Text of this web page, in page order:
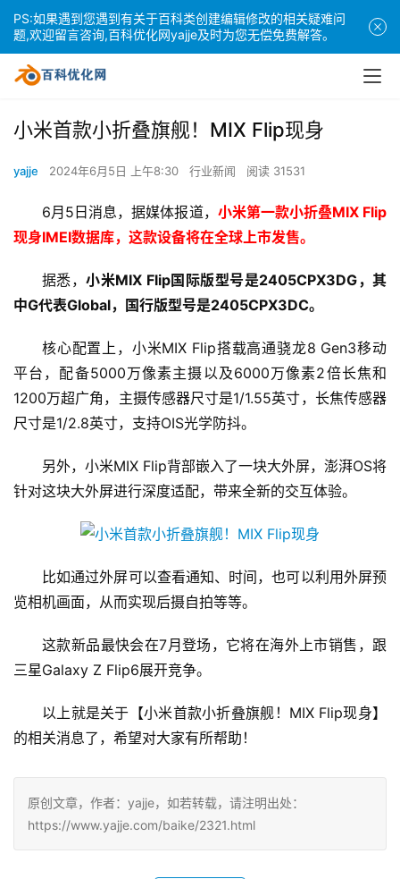
小米首款小折叠旗舰！MIX Flip现身
yajje 2024年6月5日 上午8:30 行业新闻 阅读 31531
6月5日消息，据媒体报道， 小米第一款小折叠MIX Flip
现身IMEI数据库，这款设备将在全球上市发售。
据悉，小米MIX Flip国际版型号是2405CPX3DG，其
中G代表Global，国行版型号是2405CPX3DC。
核心配置上，小米MIX Flip搭载高通骁龙8 Gen3移动
平台，配备5000万像素主摄以及6000万像素2倍长焦和
1200万超广角，主摄传感器尺寸是1/1.55英寸，长焦传感器
尺寸是1/2.8英寸，支持OIS光学防抖。
另外，小米MIX Flip背部嵌入了一块大外屏，澎湃OS将
针对这块大外屏进行深度适配，带来全新的交互体验。
比如通过外屏可以查看通知、时间，也可以利用外屏预
览相机画面，从而实现后摄自拍等等。
这款新品最快会在7月登场，它将在海外上市销售，跟
三星Galaxy Z Flip6展开竞争。
以上就是关于【小米首款小折叠旗舰！MIX Flip现身】
的相关消息了，希望对大家有所帮助！
原创文章，作者：yajje，如若转载，请注明出处：
https://www.yajje.com/baike/2321.html
PS:如果遇到您遇到有关于百科类创建编辑修改的相关疑难问
题,欢迎留言咨询,百科优化网yajje及时为您无偿免费解答。